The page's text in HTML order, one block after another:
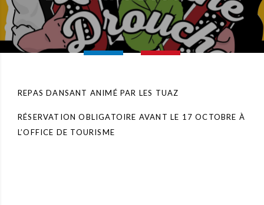
REPAS DANSANT ANIMÉ PAR LES TUAZ
RÉSERVATION OBLIGATOIRE AVANT LE 17 OCTOBRE À
L’OFFICE DE TOURISME